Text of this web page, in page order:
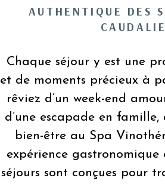
AUTHENTIQUE DES
CAUDALIE
Chaque séjour y est une
et de moments précieux à
rêviez d’un week-end
d’une escapade en famille,
bien-être au Spa
expérience gastronomique
séjours sont conçues pour